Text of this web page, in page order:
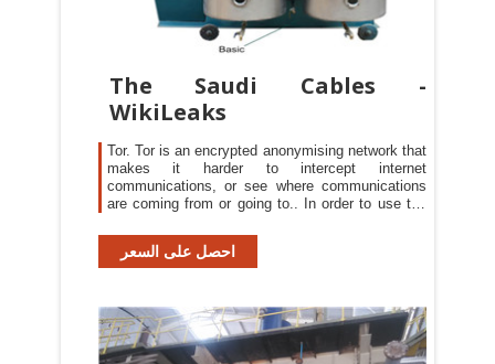
The Saudi Cables -
WikiLeaks
Tor. Tor is an encrypted anonymising network that
makes it harder to intercept internet
communications, or see where communications
are coming from or going to.. In order to use the
above you can download the Tor Browser Bundle,
which is a Firefox-like browser available for
احصل على السعر